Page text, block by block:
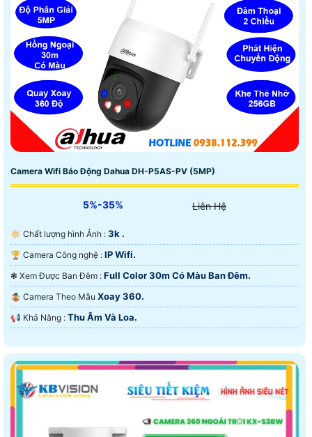
Camera Wifi Báo Động Dahua DH-P5AS-PV (5MP)
5%-35% Liên Hệ
🔅 Chất lượng hình Ảnh : 3k .
🏆 Camera Công nghệ : IP Wifi.
❃ Xem Được Ban Đêm : Full Color 30m Có Màu Ban Ðêm.
🤹 Camera Theo Mẫu Xoay 360.
️📢 Khả Năng : Thu Âm Và Loa.